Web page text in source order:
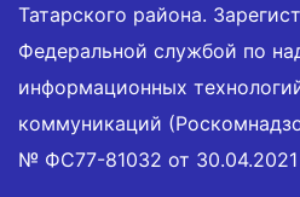
Татарского района.
Федеральной службой по
информационных
коммуникаций
№ ФС77-81032 от 30.04.2021